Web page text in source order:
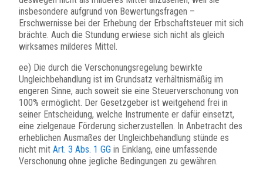
insbesondere aufgrund von Bewertungsfragen –
Erschwernisse bei der Erhebung der Erbschaftsteuer mit sich
brächte. Auch die Stundung erwiese sich nicht als gleich
wirksames milderes Mittel.
ee) Die durch die Verschonungsregelung bewirkte
Ungleichbehandlung ist im Grundsatz verhältnismäßig im
engeren Sinne, auch soweit sie eine Steuerverschonung von
100% ermöglicht. Der Gesetzgeber ist weitgehend frei in
seiner Entscheidung, welche Instrumente er dafür einsetzt,
eine zielgenaue Förderung sicherzustellen. In Anbetracht des
erheblichen Ausmaßes der Ungleichbehandlung stünde es
nicht mit Art. 3 Abs. 1 GG in Einklang, eine umfassende
Verschonung ohne jegliche Bedingungen zu gewähren.